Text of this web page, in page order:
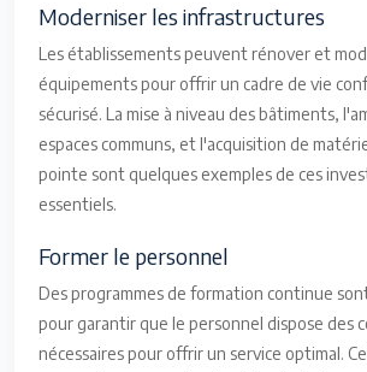
Moderniser les infrastructures
Les établissements peuvent rénover et
équipements pour offrir un cadre de vie
sécurisé. La mise à niveau des bâtiments,
espaces communs, et l'acquisition de
pointe sont quelques exemples de ces
essentiels.
Former le personnel
Des programmes de formation continue
pour garantir que le personnel dispose des
nécessaires pour offrir un service optimal.